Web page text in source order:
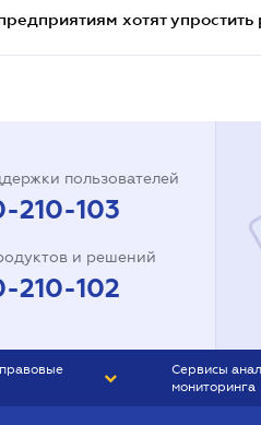
хотят упростить
пользователей
210-103
и решений
210-102
Сервисы
мониторинга